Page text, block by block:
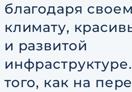
благодаря
климату,
и развитой
того, как на